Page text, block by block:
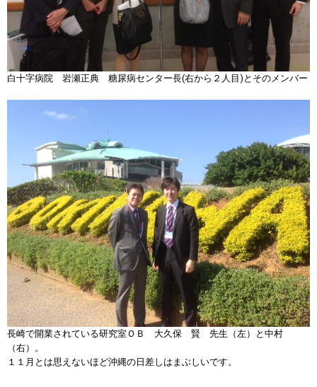
白十字病院 岩瀬正典 糖尿病センター長(右から２人目)とそのメンバー
長崎で開業されている研究室ＯＢ 大久保 賢 先生（左）と中村
（右）。
１１月とは思えないほど沖縄の日差しはまぶしいです。